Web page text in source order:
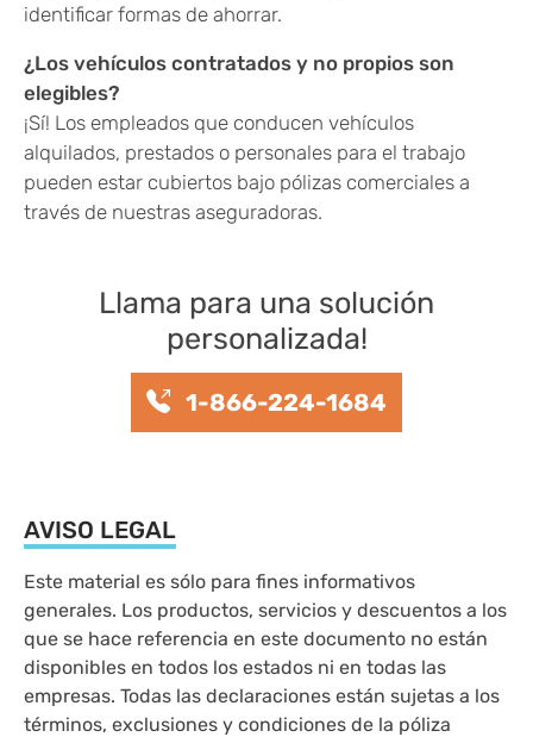
identificar formas de ahorrar.
¿Los vehículos contratados y no propios son
elegibles?
¡Sí! Los empleados que conducen vehículos
alquilados, prestados o personales para el trabajo
pueden estar cubiertos bajo pólizas comerciales a
través de nuestras aseguradoras.
Llama para una solución
personalizada!
1-866-224-1684
AVISO LEGAL
Este material es sólo para fines informativos
generales. Los productos, servicios y descuentos a los
que se hace referencia en este documento no están
disponibles en todos los estados ni en todas las
empresas. Todas las declaraciones están sujetas a los
términos, exclusiones y condiciones de la póliza